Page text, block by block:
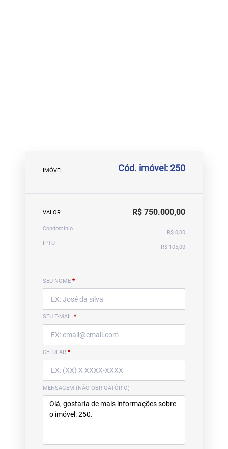
IMÓVEL Cód. imóvel: 250
VALOR R$ 750.000,00
Condomínio
R$ 0,00
IPTU
R$ 105,00
SEU NOME *
SEU E-MAIL *
CELULAR *
MENSAGEM (NÃO OBRIGATÓRIO)